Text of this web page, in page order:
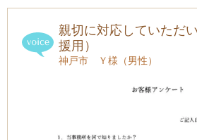
親切に対応していただ
援用）
神戸市 Ｙ様（男性）